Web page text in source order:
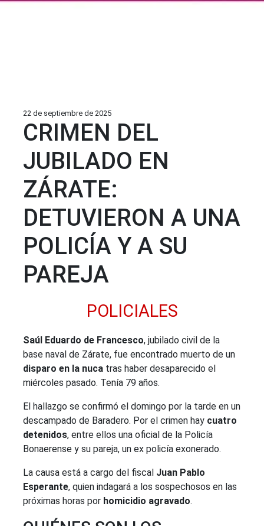
22 de septiembre de 2025
CRIMEN DEL
JUBILADO EN
ZÁRATE:
DETUVIERON A UNA
POLICÍA Y A SU
PAREJA
POLICIALES
Saúl Eduardo de Francesco, jubilado civil de la
base naval de Zárate, fue encontrado muerto de un
disparo en la nuca tras haber desaparecido el
miércoles pasado. Tenía 79 años.
El hallazgo se confirmó el domingo por la tarde en un
descampado de Baradero. Por el crimen hay cuatro
detenidos, entre ellos una oficial de la Policía
Bonaerense y su pareja, un ex policía exonerado.
La causa está a cargo del fiscal Juan Pablo
Esperante, quien indagará a los sospechosos en las
próximas horas por homicidio agravado.